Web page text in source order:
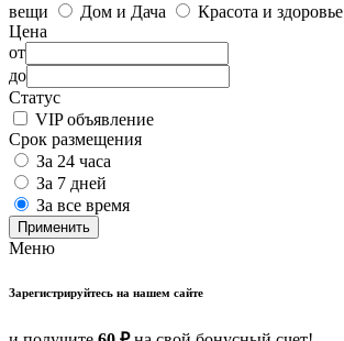
вещи
Дом и Дача Красота и здоровье
Цена
от
до
Статус
VIP объявление
Срок размещения
За 24 часа
За 7 дней
За все время
Применить
Меню
Зарегистрируйтесь на нашем сайте